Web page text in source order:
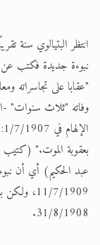
نبوءة جديدة فكتب عن
عبد الحكيم) أي أن
11/7/
31/8/1908.